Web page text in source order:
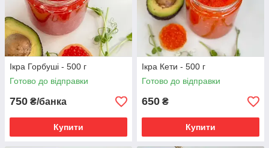
Ікра Горбуші - 500 г
Готово до відправки
750 ₴/банка
Купити
Ікра Кети - 500 г
Готово до відправки
650 ₴
Купити